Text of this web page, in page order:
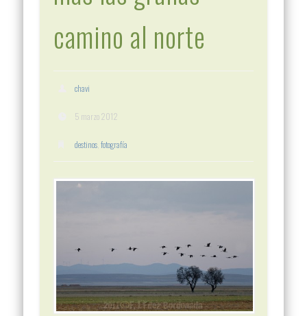
camino al norte
chavi
5 marzo 2012
destinos ,fotografía